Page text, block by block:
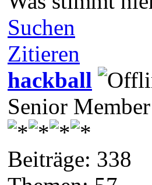
Suchen
Zitieren
hackball
Senior Member
Beiträge: 338